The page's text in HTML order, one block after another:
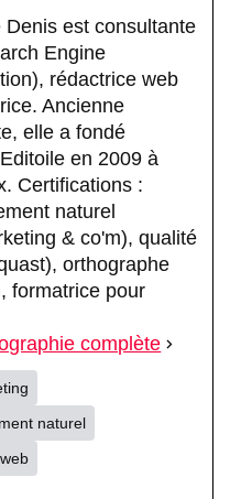
Denis est consultante
Engine
rédactrice web
Ancienne
elle a fondé
en 2009 à
Certifications :
naturel
& co'm), qualité
orthographe
formatrice pour
complète
naturel